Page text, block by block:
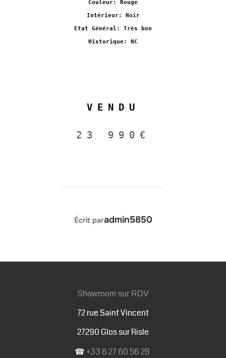
Couleur: Rouge
Intérieur: Noir
Etat Général: Très bon
Historique: NC
VENDU
23 990€
AUTEUR DE LA PUBLICATION
Écrit paradmin5850
Showroom sur RDV
72 rue Saint Vincent
27290 Glos sur Risle
☎ +33 6 27 60 56 29